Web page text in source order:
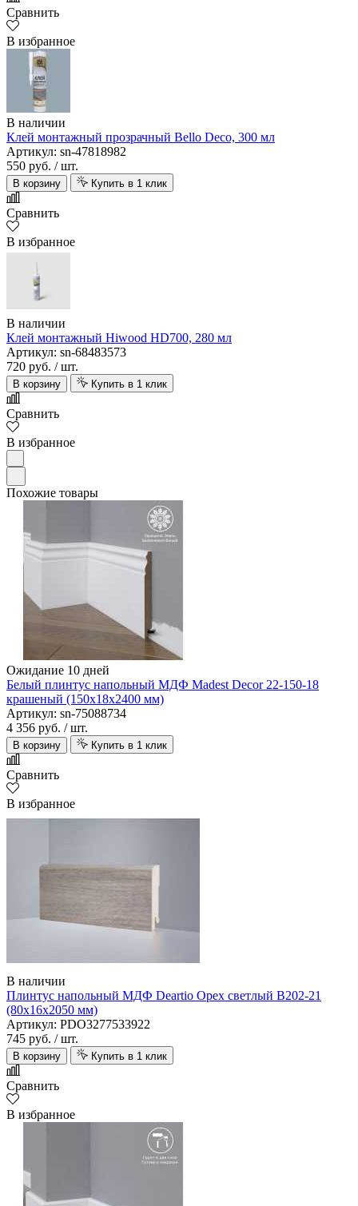
Сравнить
В избранное
В наличии
Клей монтажный прозрачный Bello Deco, 300 мл
Артикул: sn-47818982
550 руб. / шт.
В корзину Купить в 1 клик
Сравнить
В избранное
В наличии
Клей монтажный Hiwood HD700, 280 мл
Артикул: sn-68483573
720 руб. / шт.
В корзину Купить в 1 клик
Сравнить
В избранное
Похожие товары
Ожидание 10 дней
Белый плинтус напольный МДФ Madest Decor 22-150-18
крашеный (150х18х2400 мм)
Артикул: sn-75088734
4 356 руб. / шт.
В корзину Купить в 1 клик
Сравнить
В избранное
В наличии
Плинтус напольный МДФ Deartio Орех светлый B202-21
(80х16х2050 мм)
Артикул: PDO3277533922
745 руб. / шт.
В корзину Купить в 1 клик
Сравнить
В избранное